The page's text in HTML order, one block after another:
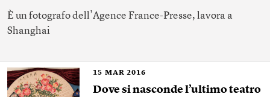
È un fotografo dell’Agence France-Presse, lavora a
Shanghai
15 MAR 2016
Dove si nasconde l’ultimo teatro